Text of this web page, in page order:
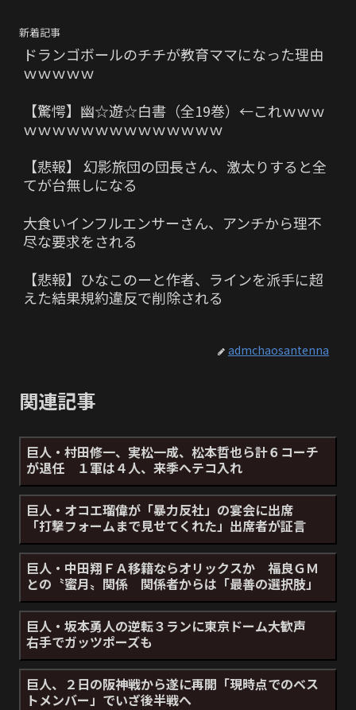
新着記事
ドランゴボールのチチが教育ママになった理由
ｗｗｗｗｗ
【驚愕】幽☆遊☆白書（全19巻）←これｗｗｗ
ｗｗｗｗｗｗｗｗｗｗｗｗｗｗ
【悲報】 幻影旅団の団長さん、激太りすると全
てが台無しになる
大食いインフルエンサーさん、アンチから理不
尽な要求をされる
【悲報】ひなこのーと作者、ラインを派手に超
えた結果規約違反で削除される
admchaosantenna
関連記事
巨人・村田修一、実松一成、松本哲也ら計６コーチ
が退任 １軍は４人、来季へテコ入れ
巨人・オコエ瑠偉が「暴力反社」の宴会に出席
「打撃フォームまで見せてくれた」出席者が証言
巨人・中田翔ＦＡ移籍ならオリックスか 福良ＧＭ
との〝蜜月〟関係 関係者からは「最善の選択肢」
巨人・坂本勇人の逆転３ランに東京ドーム大歓声
右手でガッツポーズも
巨人、２日の阪神戦から遂に再開「現時点でのベス
トメンバー」でいざ後半戦へ